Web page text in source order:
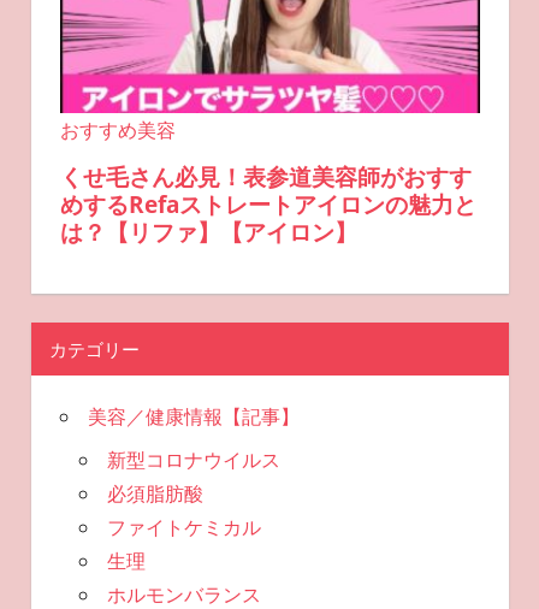
カテゴリー
美容／健康情報【記事】
新型コロナウイルス
必須脂肪酸
ファイトケミカル
生理
ホルモンバランス